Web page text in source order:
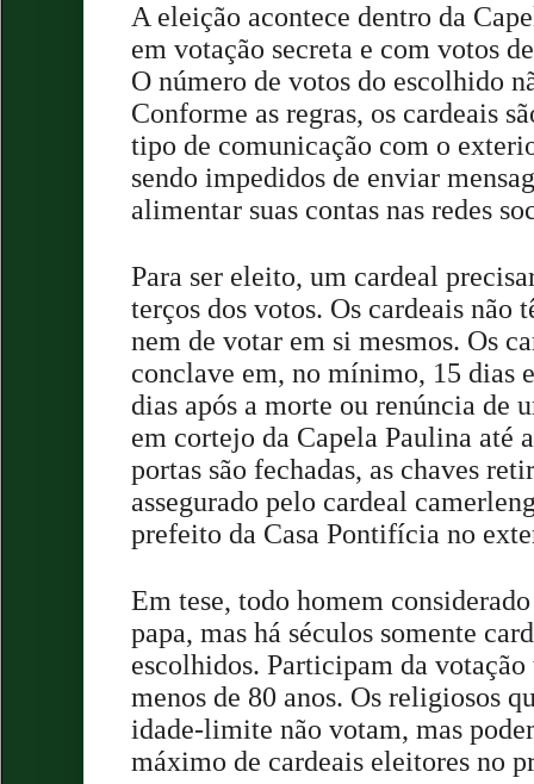
A eleição acontece dentro da
em votação secreta e com votos
O número de votos do escolhido
Conforme as regras, os cardeais
tipo de comunicação com o
sendo impedidos de enviar
alimentar suas contas nas redes
Para ser eleito, um cardeal
terços dos votos. Os cardeais não
nem de votar em si mesmos. Os
conclave em, no mínimo, 15 dias
dias após a morte ou renúncia de
em cortejo da Capela Paulina até
portas são fechadas, as chaves
assegurado pelo cardeal
prefeito da Casa Pontifícia no
Em tese, todo homem
papa, mas há séculos somente
escolhidos. Participam da votação
menos de 80 anos. Os religiosos
idade-limite não votam, mas
máximo de cardeais eleitores no